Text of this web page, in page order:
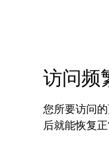
访问频
您所要访问
后就能恢复